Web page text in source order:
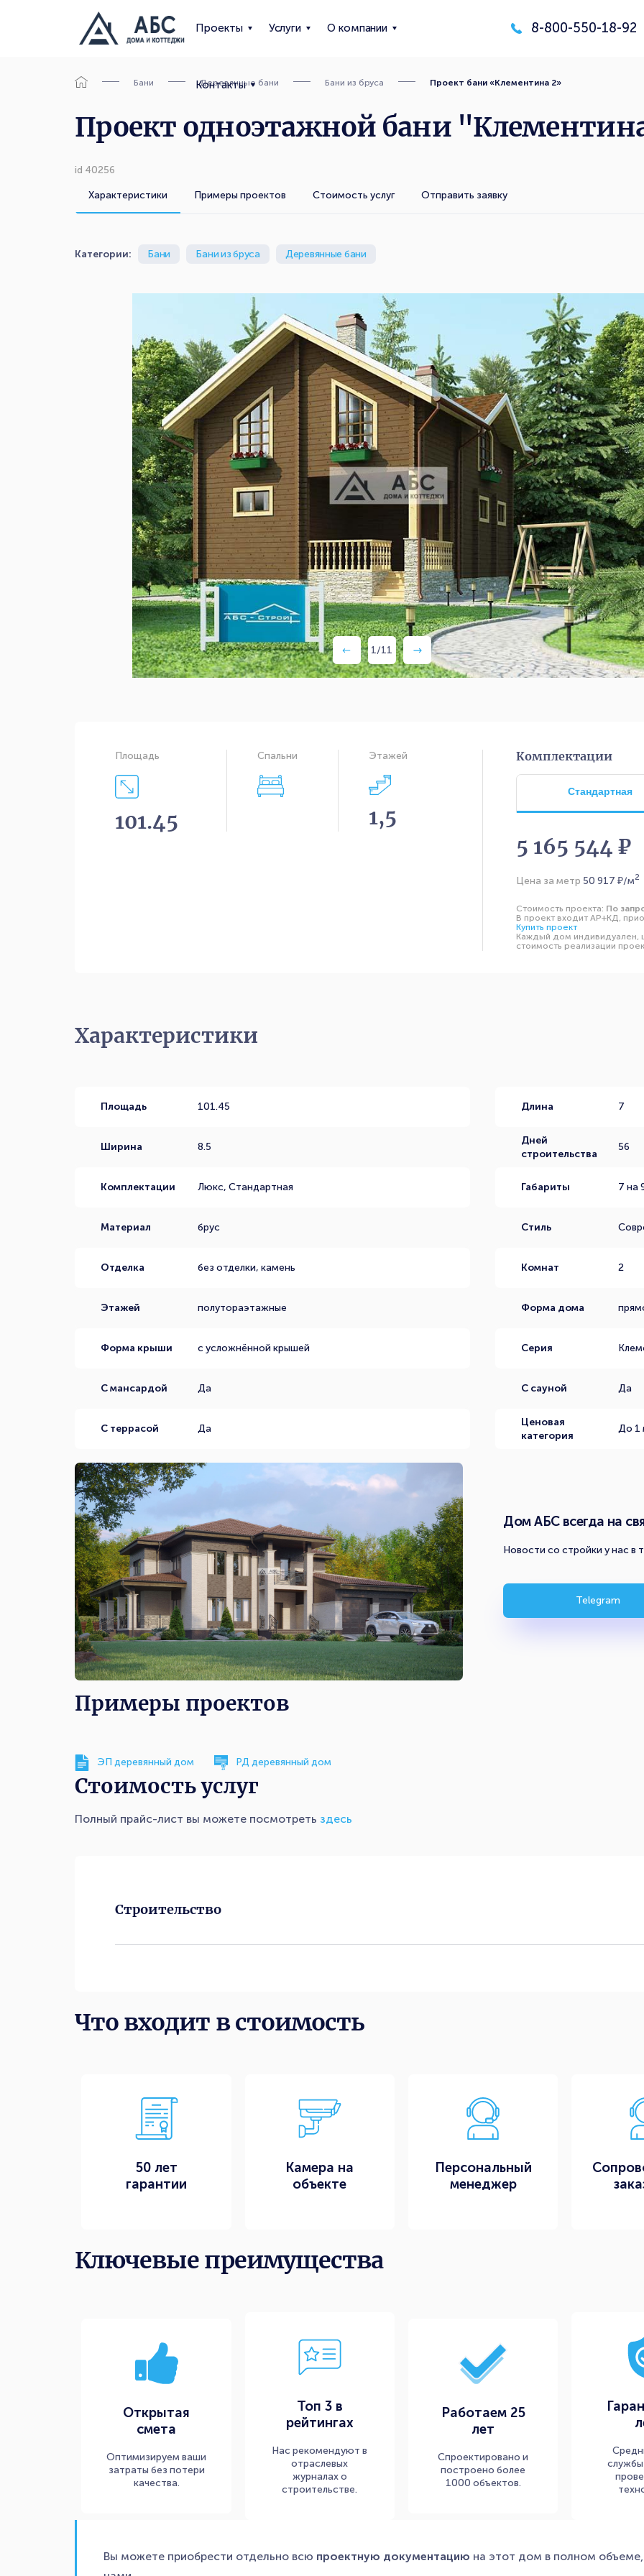
Проекты Услуги О компании
Контакты
8-800-550-18-92
Бани Деревянные бани Бани из бруса Проект бани «Клементина 2»
Проект одноэтажной бани
id 40256
Характеристики Примеры проектов Стоимость услуг Отправить заявку
Категории: Бани Бани из бруса Деревянные бани
1/11
Площадь
101.45
Спальни Этажей
1,5
Комплектации
Стандартная
5 165 544 ₽
Цена за метр 50 917₽/м2
Стоимость проекта: По
В проект входит АР+КД,
Купить проект
Каждый дом индивидуален,
стоимость реализации
Характеристики
Площадь 101.45
Ширина 8.5
Комплектации Люкс, Стандартная
Материал брус
Отделка без отделки, камень
Этажей полутораэтажные
Форма крыши с усложнённой крышей
С мансардой Да
С террасой Да
Длина 7
Дней
строительства
56
Габариты 7 на
Стиль
Комнат 2
Форма дома
Серия
С сауной Да
Ценовая
категория
До 1
Дом АБС всегда на
Новости со стройки у нас в
Telegram
Примеры проектов
ЭП деревянный дом РД деревянный дом
Стоимость услуг
Полный прайс-лист вы можете посмотреть здесь
Строительство
Что входит в стоимость
50 лет
гарантии
Камера на
объекте
Персональный
менеджер
Ключевые преимущества
Открытая
смета
Оптимизируем ваши
затраты без потери
качества.
Топ 3 в
рейтингах
Нас рекомендуют в
отраслевых
журналах о
строительстве.
Работаем 25
лет
Спроектировано и
построено более
1000 объектов.
Вы можете приобрести отдельно всю проектную документацию на этот дом в полном